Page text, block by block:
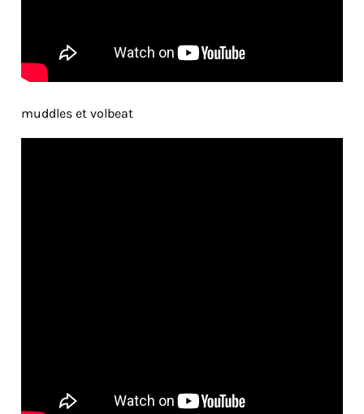
muddles et volbeat